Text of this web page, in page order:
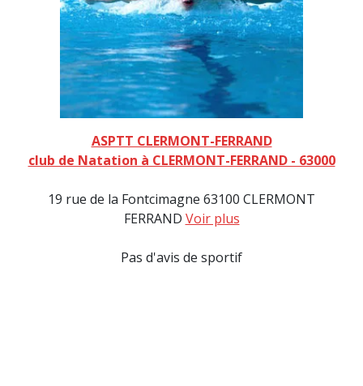
ASPTT CLERMONT-FERRAND
club de Natation à CLERMONT-FERRAND - 63000
19 rue de la Fontcimagne 63100 CLERMONT
FERRAND Voir plus
Pas d'avis de sportif